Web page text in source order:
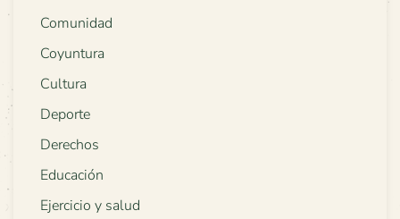
Comunidad
Coyuntura
Cultura
Deporte
Derechos
Educación
Ejercicio y salud